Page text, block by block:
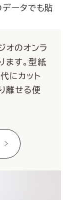
ータでも貼
オのオンラ
ます。型紙
にカット
離せる便